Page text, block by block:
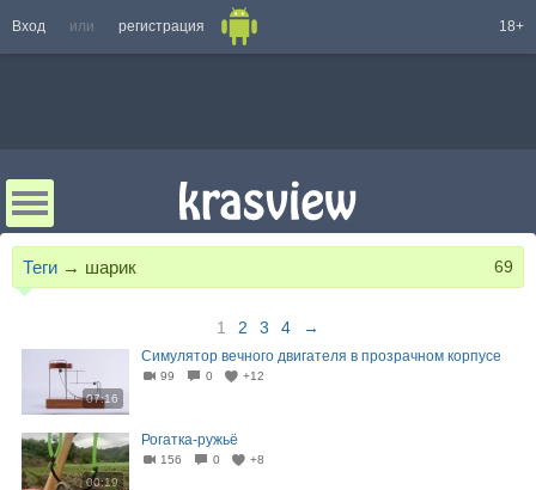
Вход или регистрация 18+
Теги → шарик 69
1 2 3 4 →
07:16
Симулятор вечного двигателя в прозрачном корпусе
99 0 +12
00:19
Рогатка-ружьё
156 0 +8